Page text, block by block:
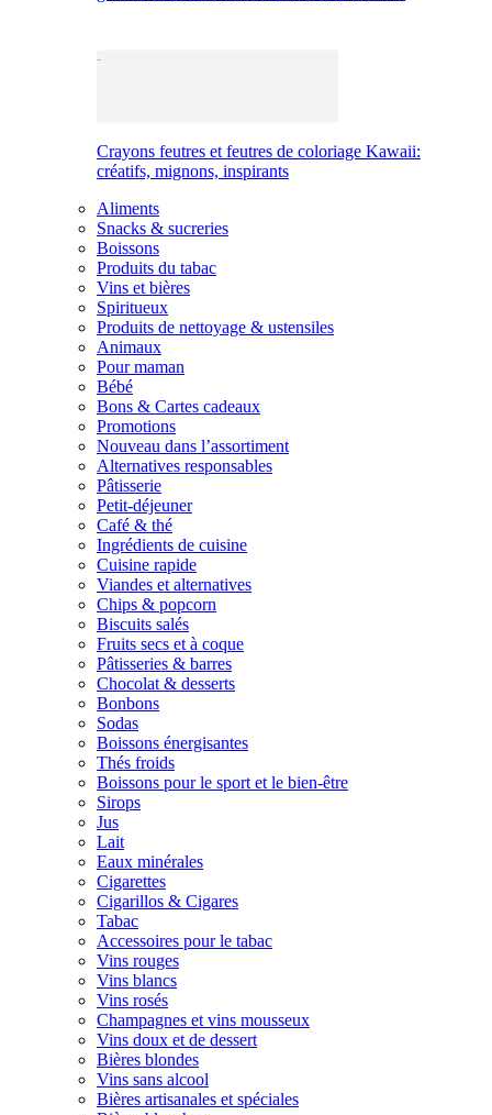
Crayons feutres et feutres de coloriage Kawaii:
créatifs, mignons, inspirants
Aliments
Snacks & sucreries
Boissons
Produits du tabac
Vins et bières
Spiritueux
Produits de nettoyage & ustensiles
Animaux
Pour maman
Bébé
Bons & Cartes cadeaux
Promotions
Nouveau dans l’assortiment
Alternatives responsables
Pâtisserie
Petit-déjeuner
Café & thé
Ingrédients de cuisine
Cuisine rapide
Viandes et alternatives
Chips & popcorn
Biscuits salés
Fruits secs et à coque
Pâtisseries & barres
Chocolat & desserts
Bonbons
Sodas
Boissons énergisantes
Thés froids
Boissons pour le sport et le bien-être
Sirops
Jus
Lait
Eaux minérales
Cigarettes
Cigarillos & Cigares
Tabac
Accessoires pour le tabac
Vins rouges
Vins blancs
Vins rosés
Champagnes et vins mousseux
Vins doux et de dessert
Bières blondes
Vins sans alcool
Bières artisanales et spéciales